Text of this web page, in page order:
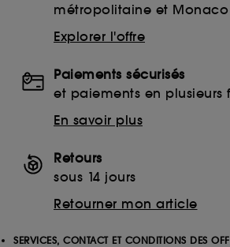
métropolitaine et Monaco
Explorer l'offre
Paiements sécurisés
et paiements en plusieurs
En savoir plus
Retours
sous 14 jours
Retourner mon article
SERVICES, CONTACT ET CONDITIONS DES